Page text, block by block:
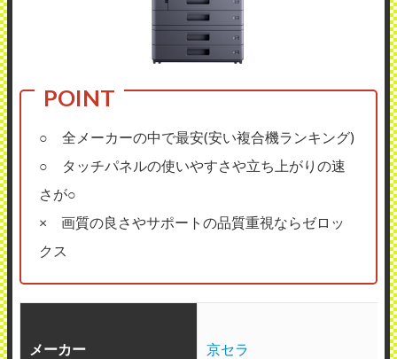
○ 全メーカーの中で最安(安い複合機ランキング)
○ タッチパネルの使いやすさや立ち上がりの速
さが○
× 画質の良さやサポートの品質重視ならゼロッ
クス
メーカー 京セラ